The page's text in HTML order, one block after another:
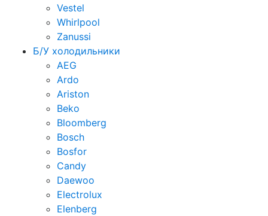
Vestel
Whirlpool
Zanussi
Б/У холодильники
AEG
Ardo
Ariston
Beko
Bloomberg
Bosch
Bosfor
Candy
Daewoo
Electrolux
Elenberg